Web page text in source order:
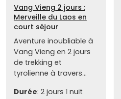
Vang Vieng 2 jours :
Merveille du Laos en
court séjour
Aventure inoubliable à
Vang Vieng en 2 jours
de trekking et
tyrolienne à travers...
Durée: 2 jours 1 nuit